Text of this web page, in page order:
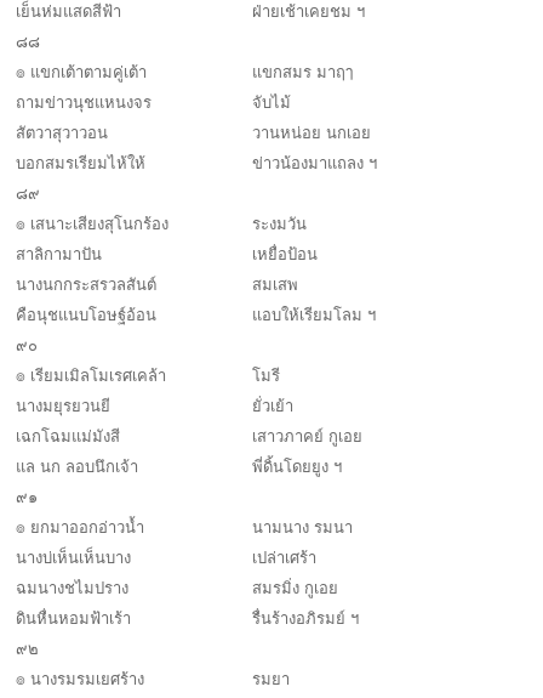
เย็นห่มแสดสีฟ้า
ฝ่ายเช้าเคยชม ฯ
๘๘
๏ แขกเต้าตามคู่เต้า
แขกสมร มาฤๅ
ถามข่าวนุชแหนงจร
จับไม้
สัตวาสุวาวอน
วานหน่อย นกเอย
บอกสมรเรียมไห้ให้
ข่าวน้องมาแถลง ฯ
๘๙
๏ เสนาะเสียงสุโนกร้อง
ระงมวัน
สาลิกามาปัน
เหยื่อป้อน
นางนกกระสรวลสันต์
สมเสพ
คือนุชแนบโอษฐ์อ้อน
แอบให้เรียมโลม ฯ
๙๐
๏ เรียมเมิลโมเรศเคล้า
โมรี
นางมยุรยวนยี
ยั่วเย้า
เฉกโฉมแม่มังสี
เสาวภาคย์ กูเอย
แล นก ลอบนึกเจ้า
พี่ดิ้นโดยยูง ฯ
๙๑
๏ ยกมาออกอ่าวน้ำ
นามนาง รมนา
นางบ่เห็นเห็นบาง
เปล่าเศร้า
ฉมนางชไมปราง
สมรมิ่ง กูเอย
ดินหื่นหอมฟ้าเร้า
รื่นร้างอภิรมย์ ฯ
๙๒
๏ นางรมรมเยศร้าง
รมยา